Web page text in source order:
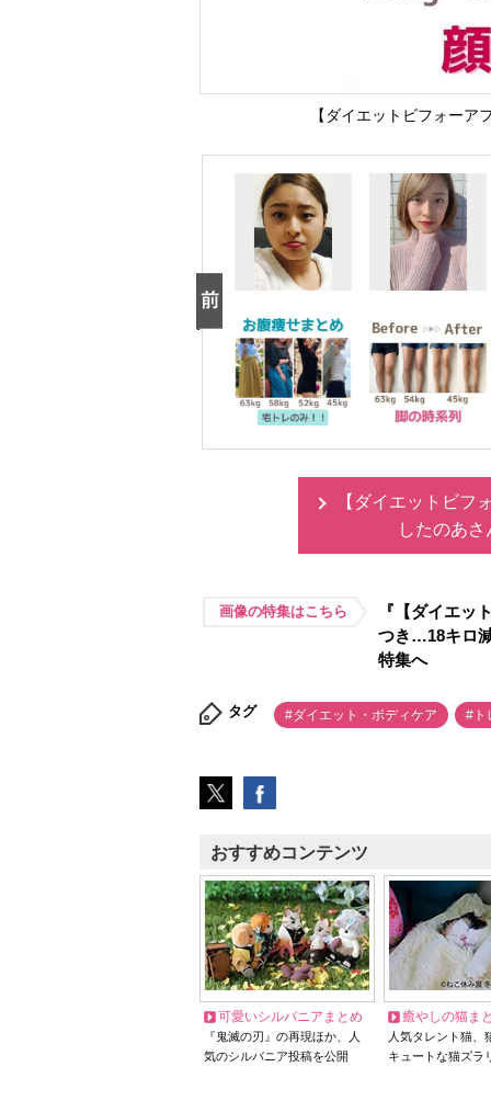
【ダイエットビフォーア
【ダイエットビフ
したのあ
画像の特集はこちら
『【ダイエッ
つき…18キロ
特集へ
タグ #ダイエット・ボディケア #ト
おすすめコンテンツ
可愛いシルバニアまとめ
『鬼滅の刃』の再現ほか、人
気のシルバニア投稿を公開
癒やしの猫ま
人気タレント猫
キュートな猫ズラ